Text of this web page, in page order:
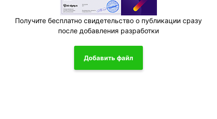
Получите бесплатно свидетельство о публикации сразу
после добавления разработки
Добавить файл